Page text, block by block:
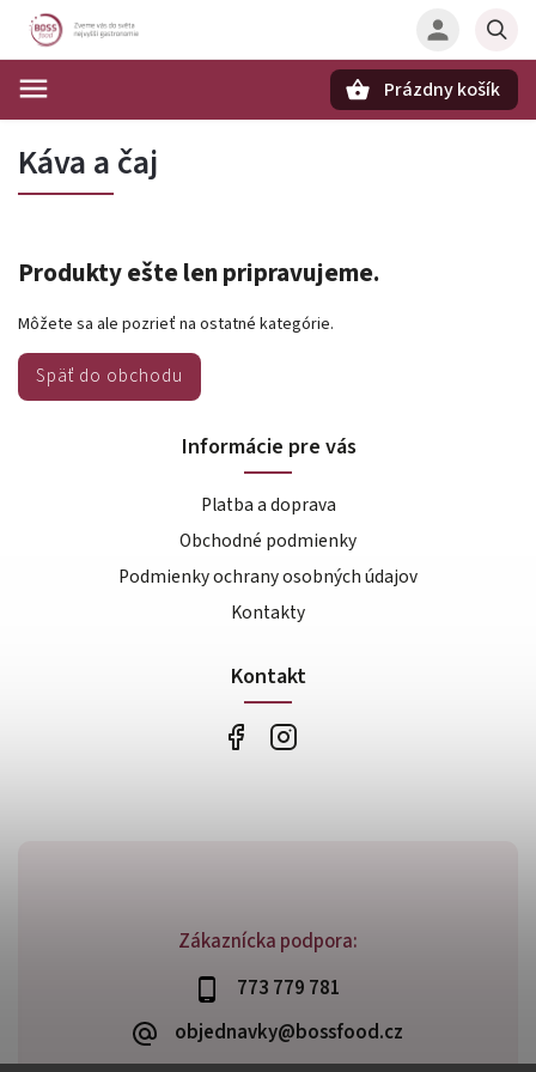
Prázdny košík
Káva a čaj
Produkty ešte len pripravujeme.
Môžete sa ale pozrieť na ostatné kategórie.
Späť do obchodu
Zákaznícka podpora:
773 779 781
objednavky@bossfood.cz
Informácie pre vás
Platba a doprava
Obchodné podmienky
Podmienky ochrany osobných údajov
Kontakty
Kontakt